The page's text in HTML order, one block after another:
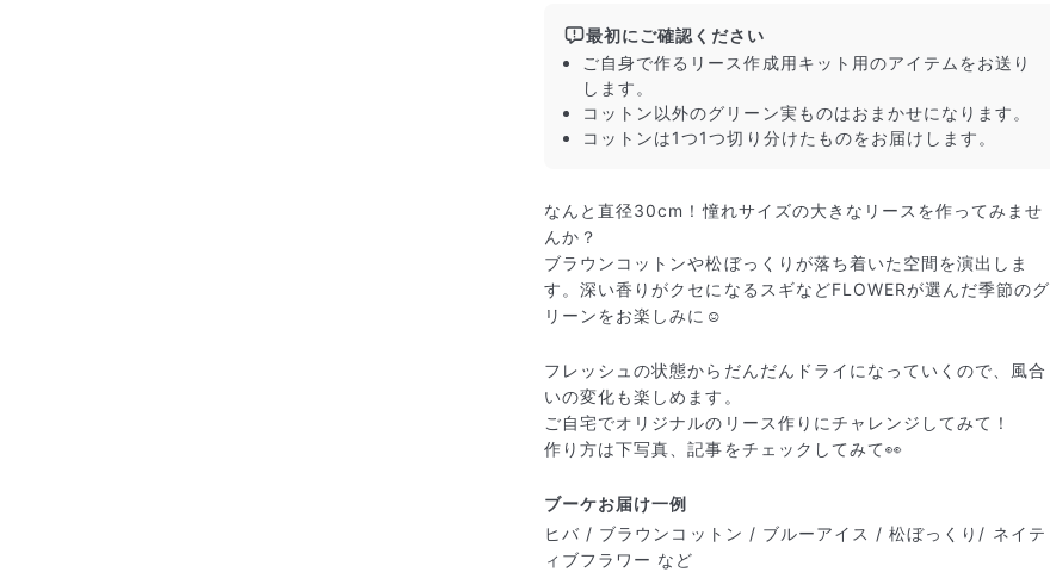
ボックスに丁寧に梱包してお届けしています。きゅっとまとめ
られて一見窮屈そうに見えますが、輸送中の衝撃による折れや
擦れを軽減する効果があります。
最初にご確認ください
ご自身で作るリース作成用キット用のアイテムをお送り
します。
コットン以外のグリーン実ものはおまかせになります。
コットンは1つ1つ切り分けたものをお届けします。
なんと直径30cm！憧れサイズの大きなリースを作ってみませ
んか？
ブラウンコットンや松ぼっくりが落ち着いた空間を演出しま
す。深い香りがクセになるスギなどFLOWERが選んだ季節のグ
リーンをお楽しみに☺️
フレッシュの状態からだんだんドライになっていくので、風合
いの変化も楽しめます。
ご自宅でオリジナルのリース作りにチャレンジしてみて！
作り方は下写真、記事をチェックしてみて👀
ブーケお届け一例
ヒバ / ブラウンコットン / ブルーアイス / 松ぼっくり/ ネイテ
ィブフラワー など